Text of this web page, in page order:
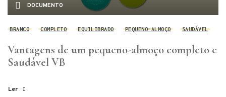
DOCUMENTO
BRANCO COMPLETO EQUILIBRADO PEQUENO-ALMOÇO SAUDÁVEL
Vantagens de um pequeno-almoço completo e
Saudável VB
Ler